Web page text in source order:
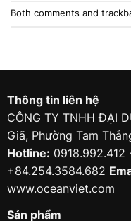
Both comments and
Thông tin liên hệ
CÔNG TY TNHH ĐẠI
Giã, Phường Tam
Hotline: 0918.992.412
+84.254.3584.682
www.oceanviet.com
Sản phẩm